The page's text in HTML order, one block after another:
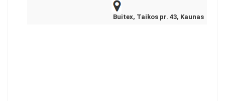
Buitex, Taikos pr. 43, Kaunas